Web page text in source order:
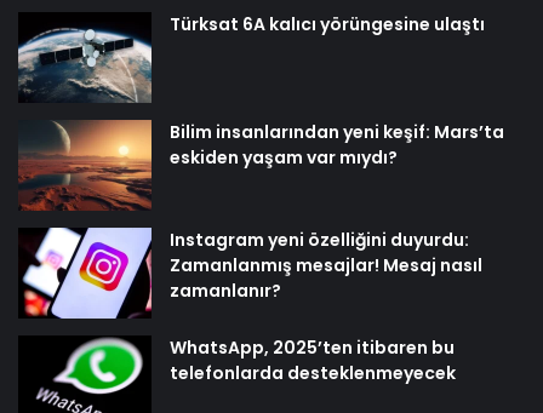
Türksat 6A kalıcı yörüngesine ulaştı
Bilim insanlarından yeni keşif: Mars’ta
eskiden yaşam var mıydı?
Instagram yeni özelliğini duyurdu:
Zamanlanmış mesajlar! Mesaj nasıl
zamanlanır?
WhatsApp, 2025’ten itibaren bu
telefonlarda desteklenmeyecek